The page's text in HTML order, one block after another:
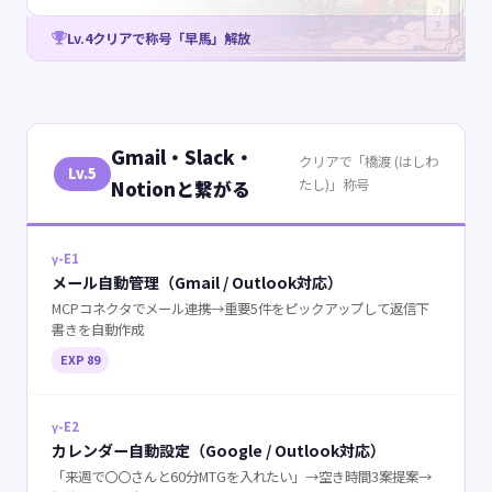
Lv.4クリアで称号「早馬」解放
Lv.5
Gmail・Slack・
Notionと繋がる
クリアで「橋渡 (はしわ
たし)」称号
γ-E1
メール自動管理（Gmail / Outlook対応）
MCPコネクタでメール連携→重要5件をピックアップして返信下
書きを自動作成
EXP 89
γ-E2
カレンダー自動設定（Google / Outlook対応）
「来週で〇〇さんと60分MTGを入れたい」→空き時間3案提案→